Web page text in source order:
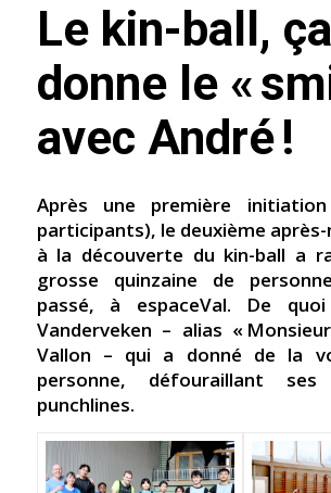
Le kin-ball, ça
donne le «
avec André !
Après une première
participants), le deuxième
à la découverte du kin-ball a
grosse quinzaine de
passé, à espaceVal. De
Vanderveken – alias «
Vallon – qui a donné de la
personne, défouraillant
punchlines.